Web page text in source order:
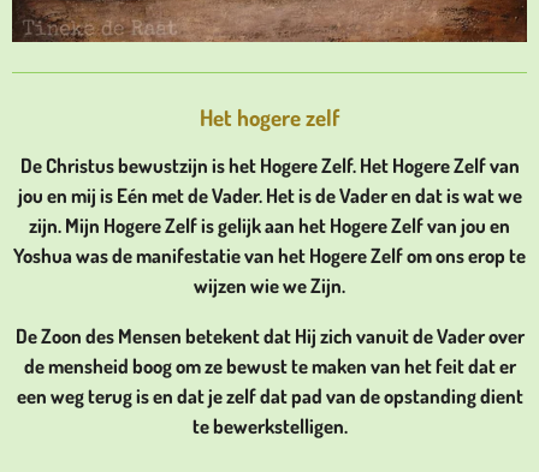
Het hogere zelf
De Christus bewustzijn is het Hogere Zelf. Het Hogere Zelf van
jou en mij is Eén met de Vader. Het is de Vader en dat is wat we
zijn. Mijn Hogere Zelf is gelijk aan het Hogere Zelf van jou en
Yoshua was de manifestatie van het Hogere Zelf om ons erop te
wijzen wie we Zijn.
De Zoon des Mensen betekent dat Hij zich vanuit de Vader over
de mensheid boog om ze bewust te maken van het feit dat er
een weg terug is en dat je zelf dat pad van de opstanding dient
te bewerkstelligen.